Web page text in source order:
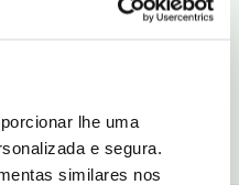
lhe uma
e segura.
similares nos
Forum|Forum|8 years ago
se trata de uma questão
podermos esclarecer a